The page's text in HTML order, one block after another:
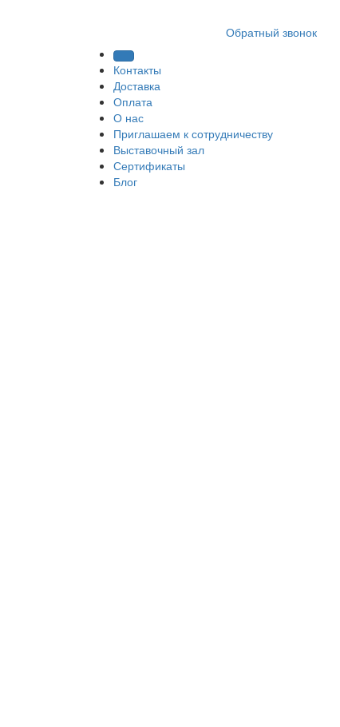
Обратный звонок
Контакты
Доставка
Оплата
О нас
Приглашаем к сотрудничеству
Выставочный зал
Сертификаты
Блог